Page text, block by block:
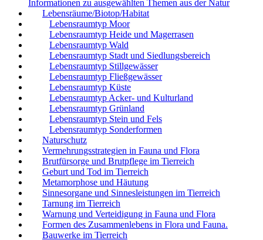
Informationen zu ausgewählten Themen aus der Natur
Lebensräume/Biotop/Habitat
Lebensraumtyp Moor
Lebensraumtyp Heide und Magerrasen
Lebensraumtyp Wald
Lebensraumtyp Stadt und Siedlungsbereich
Lebensraumtyp Stillgewässer
Lebensraumtyp Fließgewässer
Lebensraumtyp Küste
Lebensraumtyp Acker- und Kulturland
Lebensraumtyp Grünland
Lebensraumtyp Stein und Fels
Lebensraumtyp Sonderformen
Naturschutz
Vermehrungsstrategien in Fauna und Flora
Brutfürsorge und Brutpflege im Tierreich
Geburt und Tod im Tierreich
Metamorphose und Häutung
Sinnesorgane und Sinnesleistungen im Tierreich
Tarnung im Tierreich
Warnung und Verteidigung in Fauna und Flora
Formen des Zusammenlebens in Flora und Fauna.
Bauwerke im Tierreich